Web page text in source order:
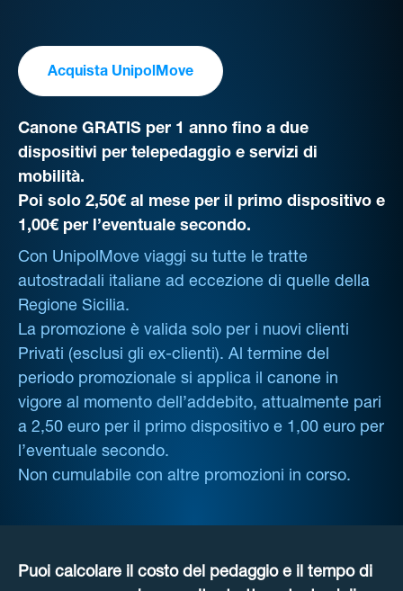
Acquista UnipolMove
Canone GRATIS per 1 anno fino a due
dispositivi per telepedaggio e servizi di
mobilità.
Poi solo 2,50€ al mese per il primo dispositivo e
1,00€ per l’eventuale secondo.
Con UnipolMove viaggi su tutte le tratte
autostradali italiane ad eccezione di quelle della
Regione Sicilia.
La promozione è valida solo per i nuovi clienti
Privati (esclusi gli ex-clienti). Al termine del
periodo promozionale si applica il canone in
vigore al momento dell’addebito, attualmente pari
a 2,50 euro per il primo dispositivo e 1,00 euro per
l’eventuale secondo.
Non cumulabile con altre promozioni in corso.
Puoi calcolare il costo del pedaggio e il tempo di